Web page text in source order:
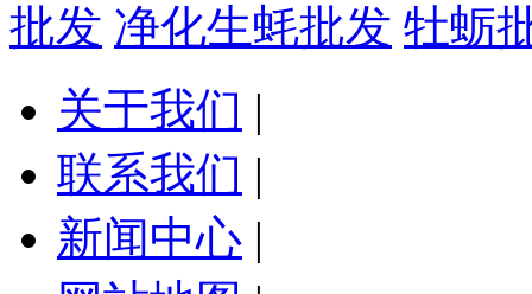
批发 净化生蚝批发 牡蛎
关于我们 |
联系我们 |
新闻中心 |